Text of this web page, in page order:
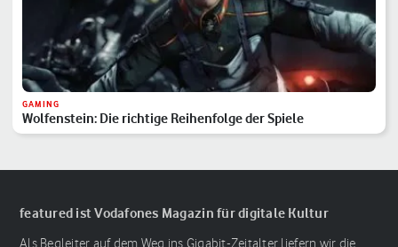
GAMING
Wolfenstein: Die richtige Reihenfolge der Spiele
featured ist Vodafones Magazin für digitale Kultur
Als Begleiter auf dem Weg ins Gigabit-Zeitalter liefern wir die